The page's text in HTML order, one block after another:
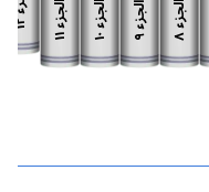
الجزء
٨
الجزء
٩
الجزء
١٠
الجزء
١١
١٢